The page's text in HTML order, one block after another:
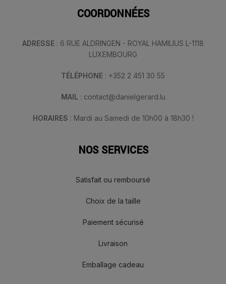
COORDONNÉES
ADRESSE : 6 RUE ALDRINGEN - ROYAL HAMILIUS L-1118
LUXEMBOURG
TÉLÉPHONE : +352 2 451 30 55
MAIL : contact@danielgerard.lu
HORAIRES : Mardi au Samedi de 10h00 à 18h30 !
NOS SERVICES
Satisfait ou remboursé
Choix de la taille
Paiement sécurisé
Livraison
Emballage cadeau